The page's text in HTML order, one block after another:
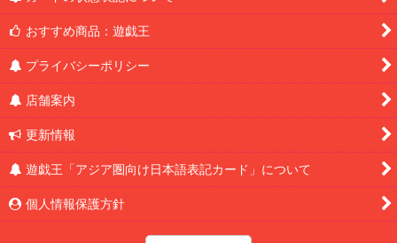
おすすめ商品：遊戯王
プライバシーポリシー
店舗案内
更新情報
遊戯王「アジア圏向け日本語表記カード」について
個人情報保護方針